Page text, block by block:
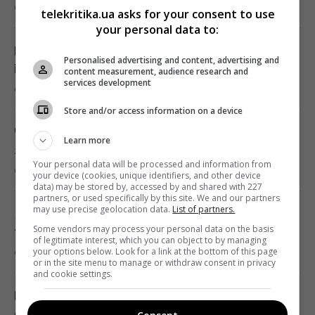
07:30 четвер, 06 серпня 2026
Що таке свято Преображення Господнє:
українські традиції та 5 суворих заборон
У Ярославлі після атаки дронів горить один
із найбільших російських НПЗ (відео)
07:26 четвер, 06 серпня 2026
Гороскоп на 6 серпня за картами Таро:
Терези - вдача, Тельцям - швидкі рішення
07:20 четвер, 06 серпня 2026
Гороскоп на 6 серпня: Стрільцям –
6 серпня 2026, 07:42
Після атаки дронів у Ярославлі горить один
із п’яти найбільших НПЗ Росії
6 серпня 2026, 07:04
Чому в горах не можна кричати: давня
заборона, яку місцеві ніколи не порушують
6 серпня 2026, 05:39
Як часто потрібно чистити бойлер: точні
терміни та правила профілактики
6 серпня 2026, 05:25
Мало хто знає: що насправді означає
telekritika.ua asks for your consent to use
your personal data to:
Personalised advertising and content, advertising and
content measurement, audience research and
services development
Store and/or access information on a device
Learn more
Your personal data will be processed and information from
your device (cookies, unique identifiers, and other device
data) may be stored by, accessed by and shared with 227
partners, or used specifically by this site. We and our partners
may use precise geolocation data. List of partners.
Some vendors may process your personal data on the basis
of legitimate interest, which you can object to by managing
your options below. Look for a link at the bottom of this page
or in the site menu to manage or withdraw consent in privacy
and cookie settings.